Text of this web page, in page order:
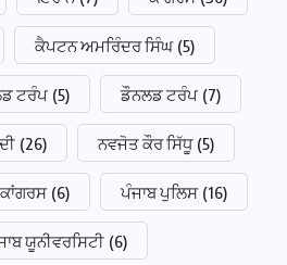
ਕੈਪਟਨ ਅਮਰਿੰਦਰ ਸਿੰਘ (5)
ਟਰੰਪ (5) ਡੌਨਲਡ ਟਰੰਪ (7)
(26) ਨਵਜੋਤ ਕੌਰ ਸਿੱਧੂ (5)
(6) ਪੰਜਾਬ ਪੁਲਿਸ (16)
ਯੂਨੀਵਰਸਿਟੀ (6)